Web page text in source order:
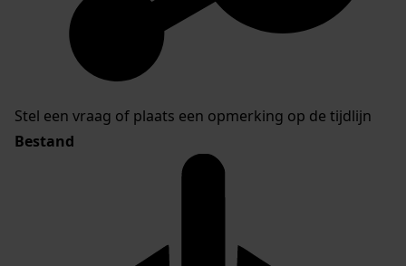
Stel een vraag of plaats een opmerking op de tijdlijn
Bestand